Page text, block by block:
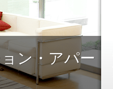
ン・アパー